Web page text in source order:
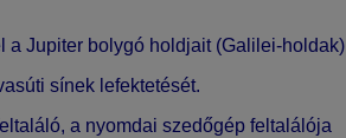
a Jupiter bolygó holdjait (Galilei-holdak)
sínek lefektetését.
a nyomdai szedőgép feltalálója